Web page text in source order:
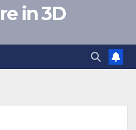
in 3D